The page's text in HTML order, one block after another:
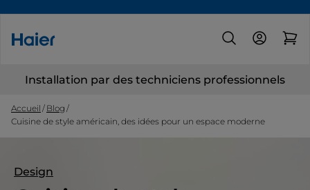
Installation par des techniciens professionnels
Accueil
Blog
Cuisine de style américain, des idées pour un espace moderne
Design